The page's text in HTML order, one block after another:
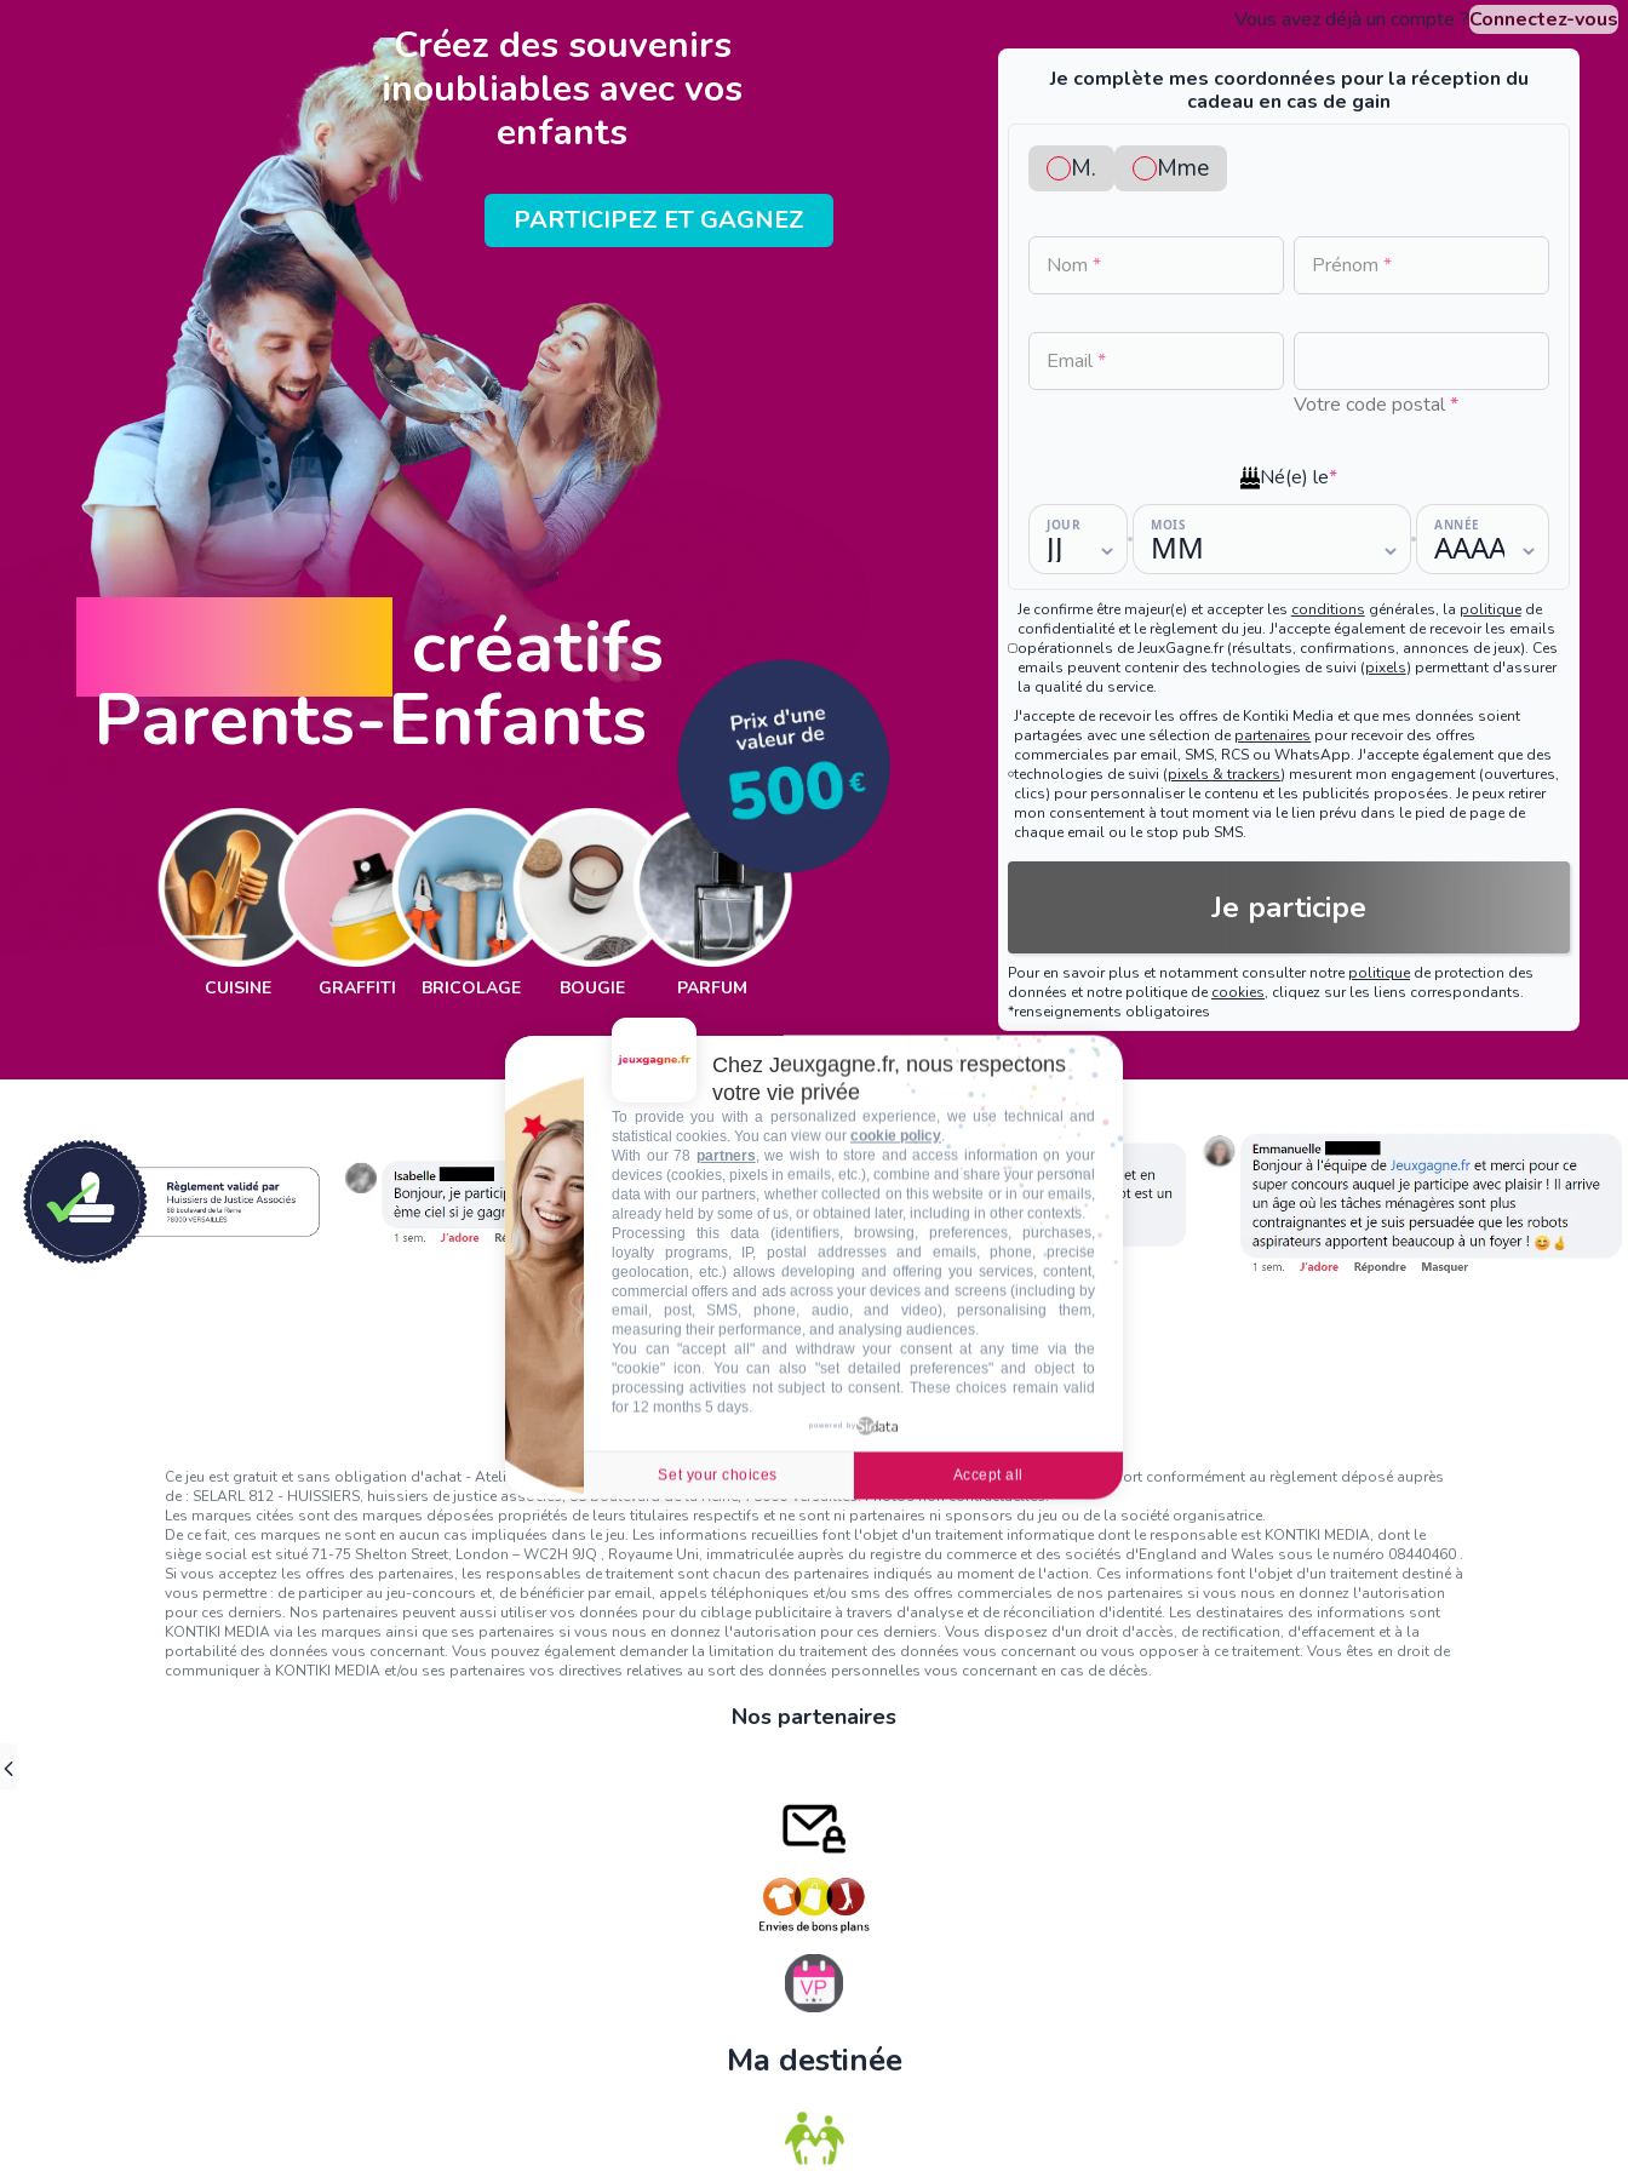
Créez des souvenirs
inoubliables avec vos
enfants
PARTICIPEZ ET GAGNEZ
créatifs
Parents-Enfants
CUISINE GRAFFITI BRICOLAGE BOUGIE PARFUM
Vous avez déjà un compte ?Connectez-vous
Je complète mes coordonnées pour la réception du
cadeau en cas de gain
M. Mme
Nom * Prénom *
Email*
Votre code postal*
Né(e) le*
JOUR MOIS ANNÉE
Je confirme être majeur(e) et accepter les conditions générales, la politiquede
confidentialité et le règlement du jeu. J'accepte également de recevoir les emails
opérationnels de JeuxGagne.fr (résultats, confirmations, annonces de jeux). Ces
emails peuvent contenir des technologies de suivi (pixels) permettant d'assurer
la qualité du service.
J'accepte de recevoir les offres de Kontiki Media et que mes données soient
partagées avec une sélection de partenaires pour recevoir des offres
commerciales par email, SMS, RCS ou WhatsApp. J'accepte également que des
technologies de suivi (pixels & trackers) mesurent mon engagement (ouvertures,
clics) pour personnaliser le contenu et les publicités proposées. Je peux retirer
mon consentement à tout moment via le lien prévu dans le pied de page de
chaque email ou le stop pub SMS.
Je participe
Pour en savoir plus et notamment consulter notre politique de protection des
données et notre politique de cookies, cliquez sur les liens correspondants.
*renseignements obligatoires
Voulez vous en savoir plus ?
Ce jeu est gratuit et sans obligation d'achat - Ateliers Parents Enfants d'une valeur totale de 500 € - Le gagnant sera déterminé par tirage au sort conformément au règlement déposé auprès
de : SELARL 812 - HUISSIERS, huissiers de justice associés, 88 boulevard de la Reine, 78000 Versailles. Photos non contractuelles.
Les marques citées sont des marques déposées propriétés de leurs titulaires respectifs et ne sont ni partenaires ni sponsors du jeu ou de la société organisatrice.
De ce fait, ces marques ne sont en aucun cas impliquées dans le jeu. Les informations recueillies font l'objet d'un traitement informatique dont le responsable est KONTIKI MEDIA, dont le
siège social est situé 71-75 Shelton Street, London – WC2H 9JQ , Royaume Uni, immatriculée auprès du registre du commerce et des sociétés d'England and Wales sous le numéro 08440460 .
Si vous acceptez les offres des partenaires, les responsables de traitement sont chacun des partenaires indiqués au moment de l'action. Ces informations font l'objet d'un traitement destiné à
vous permettre : de participer au jeu-concours et, de bénéficier par email, appels téléphoniques et/ou sms des offres commerciales de nos partenaires si vous nous en donnez l'autorisation
pour ces derniers. Nos partenaires peuvent aussi utiliser vos données pour du ciblage publicitaire à travers d'analyse et de réconciliation d'identité. Les destinataires des informations sont
KONTIKI MEDIA via les marques ainsi que ses partenaires si vous nous en donnez l'autorisation pour ces derniers. Vous disposez d'un droit d'accès, de rectification, d'effacement et à la
portabilité des données vous concernant. Vous pouvez également demander la limitation du traitement des données vous concernant ou vous opposer à ce traitement. Vous êtes en droit de
communiquer à KONTIKI MEDIA et/ou ses partenaires vos directives relatives au sort des données personnelles vous concernant en cas de décès.
Nos partenaires
Ma destinée
Chez Jeuxgagne.fr, nous respectons
votre vie privée
To provide you with a personalized experience, we use technical and
statistical cookies. You can view our cookie policy.
With our 78 partners , we wish to store and access information on your
devices (cookies, pixels in emails, etc.), combine and share your personal
data with our partners, whether collected on this website or in our emails,
already held by some of us, or obtained later, including in other contexts.
Processing this data (identifiers, browsing, preferences, purchases,
loyalty programs, IP, postal addresses and emails, phone, precise
geolocation, etc.) allows developing and offering you services, content,
commercial offers and ads across your devices and screens (including by
email, post, SMS, phone, audio, and video), personalising them,
measuring their performance, and analysing audiences.
You can "accept all" and withdraw your consent at any time via the
"cookie" icon. You can also "set detailed preferences" and object to
processing activities not subject to consent. These choices remain valid
for 12 months 5 days.
powered by
Set your choices Accept all